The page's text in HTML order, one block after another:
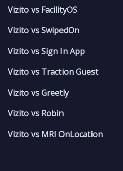
Vizito vs FacilityOS
Vizito vs SwipedOn
Vizito vs Sign In App
Vizito vs Traction Guest
Vizito vs Greetly
Vizito vs Robin
Vizito vs MRI OnLocation